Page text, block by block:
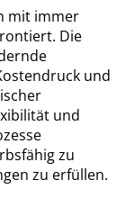
werden.
mit immer
Die
und
und
zu
zu erfüllen.